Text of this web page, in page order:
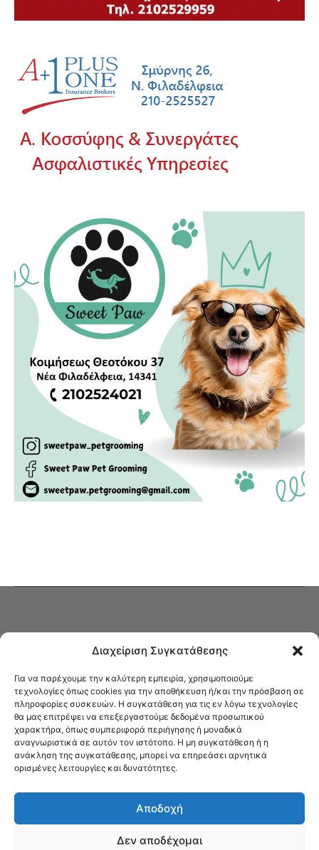
Διαχείριση Συγκατάθεσης
Για να παρέχουμε την καλύτερη εμπειρία, χρησιμοποιούμε
τεχνολογίες όπως cookies για την αποθήκευση ή/και την πρόσβαση σε
πληροφορίες συσκευών. Η συγκατάθεση για τις εν λόγω τεχνολογίες
θα μας επιτρέψει να επεξεργαστούμε δεδομένα προσωπικού
χαρακτήρα, όπως συμπεριφορά περιήγησης ή μοναδικά
αναγνωριστικά σε αυτόν τον ιστότοπο. Η μη συγκατάθεση ή η
ανάκληση της συγκατάθεσης, μπορεί να επηρεάσει αρνητικά
ορισμένες λειτουργίες και δυνατότητες.
Αποδοχή
Δεν αποδέχομαι
Στο Καφενείο θα βρείτε όλες τις ειδήσεις που αφορούν την Νέα
Φιλαδέλφεια και τη Νέα Χαλκηδόνα, καυτή αρθρογραφία, καθώς και
όλα τα νέα που σας αφορούν.